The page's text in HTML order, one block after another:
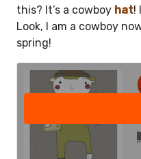
this? It’s a cowboy hat!
Look, I am a cowboy
spring!